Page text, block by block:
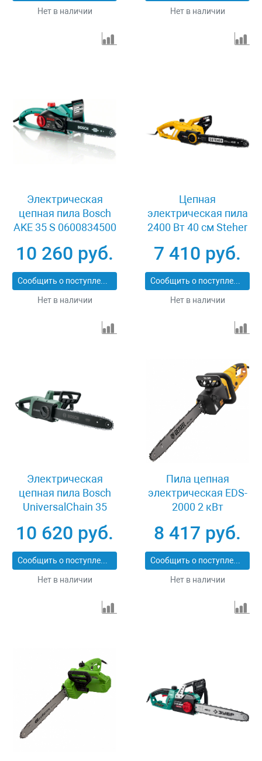
Нет в наличии Нет в наличии
Электрическая
цепная пила Bosch
AKE 35 S 0600834500
10 260 руб.
Сообщить о поступлении
Нет в наличии
Цепная
электрическая пила
2400 Вт 40 см Steher
7 410 руб.
Сообщить о поступлении
Нет в наличии
Электрическая
цепная пила Bosch
UniversalChain 35
10 620 руб.
Сообщить о поступлении
Нет в наличии
Пила цепная
электрическая EDS-
2000 2 кВт
см шаг 3/8 паз 1.3 мм
56 звеньев Denzel
95618
8 417 руб.
Сообщить о поступлении
Нет в наличии